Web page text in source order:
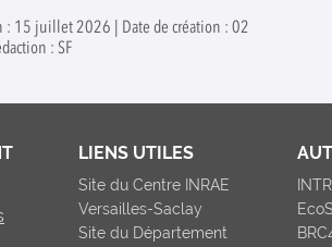
: 15 juillet 2026 | Date de création : 02
: SF
LIENS UTILES
Site du Centre INRAE
Versailles-Saclay
Site du Département